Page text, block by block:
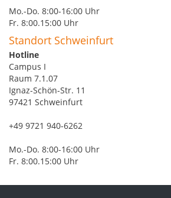
Mo.-Do. 8:00-16:00 Uhr
Fr. 8:00.15:00 Uhr
Standort Schweinfurt
Hotline
Campus I
Raum 7.1.07
Ignaz-Schön-Str. 11
97421 Schweinfurt
+49 9721 940-6262
Mo.-Do. 8:00-16:00 Uhr
Fr. 8:00.15:00 Uhr